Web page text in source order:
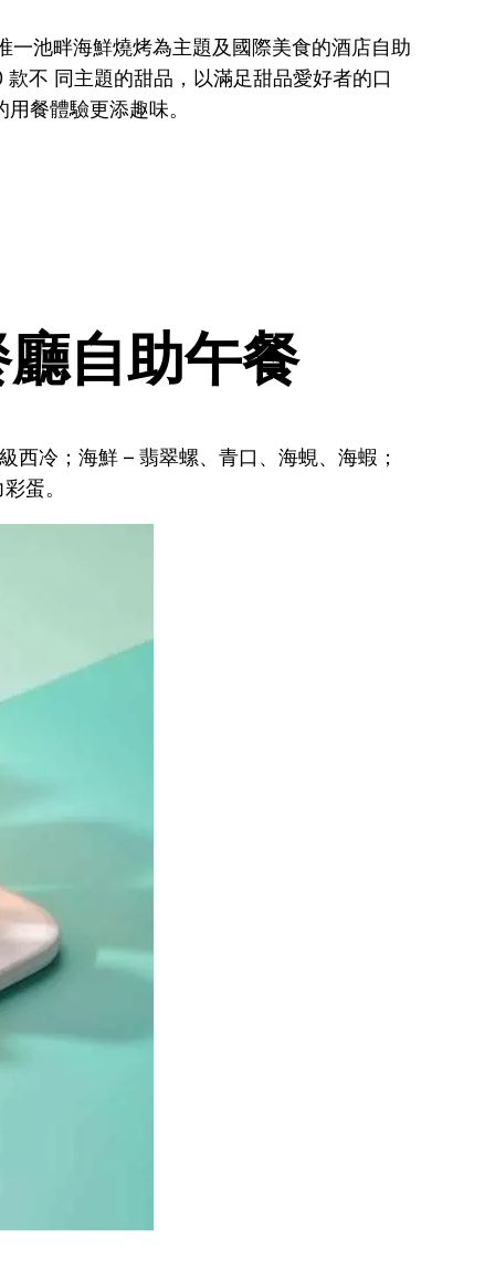
池畔海鮮燒烤為主題及國際美食的酒店自助
不 同主題的甜品，以滿足甜品愛好者的口
餐體驗更添趣味。
自助午餐
冷；海鮮 – 翡翠螺、青口、海蜆、海蝦；
蛋。